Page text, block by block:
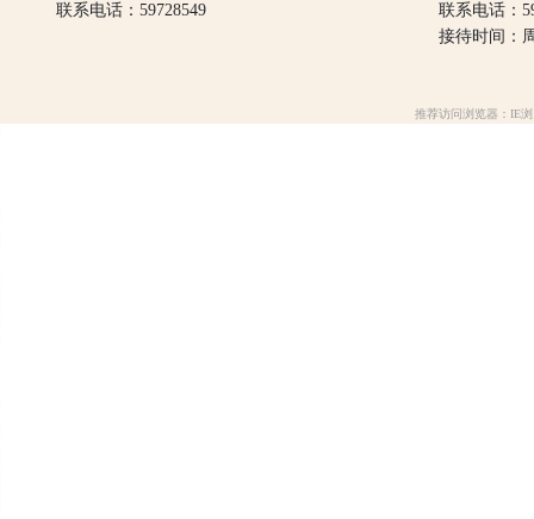
联系电话：59728549
联系电话：
接待时间：
推荐访问浏览器：IE